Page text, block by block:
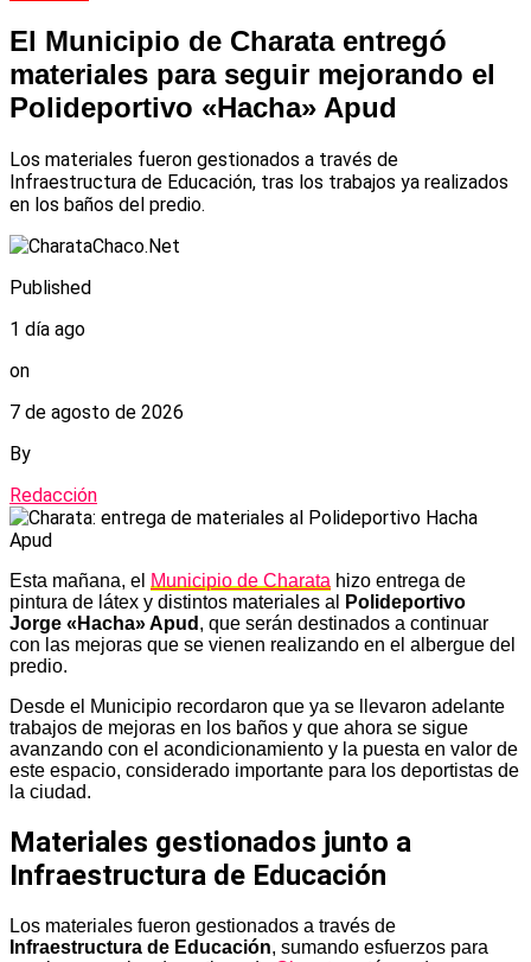
El Municipio de Charata entregó
materiales para seguir mejorando el
Polideportivo «Hacha» Apud
Los materiales fueron gestionados a través de
Infraestructura de Educación, tras los trabajos ya realizados
en los baños del predio.
Published
1 día ago
on
7 de agosto de 2026
By
Redacción
Esta mañana, el Municipio de Charata hizo entrega de
pintura de látex y distintos materiales al
Polideportivo
Jorge «Hacha» Apud , que serán destinados a continuar
con las mejoras que se vienen realizando en el albergue del
predio.
Desde el Municipio recordaron que ya se llevaron adelante
trabajos de mejoras en los baños y que ahora se sigue
avanzando con el acondicionamiento y la puesta en valor de
este espacio, considerado importante para los deportistas de
la ciudad.
Materiales gestionados junto a
Infraestructura de Educación
Los materiales fueron gestionados a través de
Infraestructura de Educación, sumando esfuerzos para